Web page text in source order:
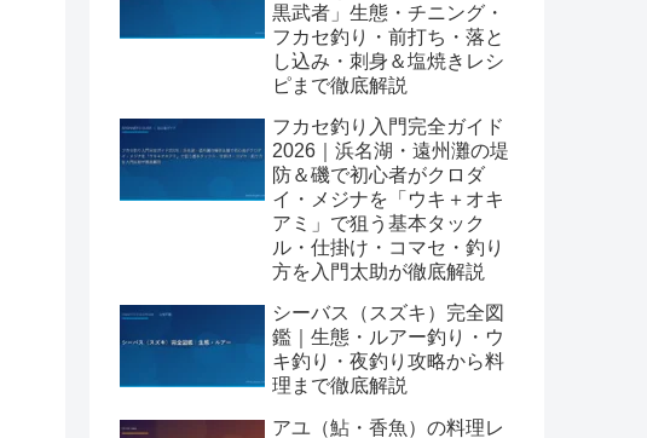
黒武者」生態・チニング・
フカセ釣り・前打ち・落と
し込み・刺身＆塩焼きレシ
ピまで徹底解説
フカセ釣り入門完全ガイド
2026｜浜名湖・遠州灘の堤
防＆磯で初心者がクロダ
イ・メジナを「ウキ＋オキ
アミ」で狙う基本タック
ル・仕掛け・コマセ・釣り
方を入門太助が徹底解説
シーバス（スズキ）完全図
鑑｜生態・ルアー釣り・ウ
キ釣り・夜釣り攻略から料
理まで徹底解説
アユ（鮎・香魚）の料理レ